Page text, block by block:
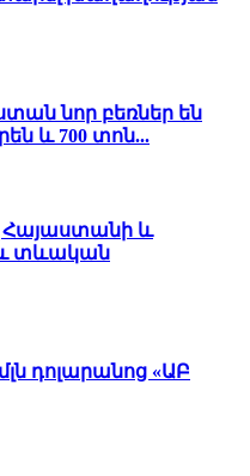
նոր բեռներ են
և 700 տոն...
Հայաստանի և
և տևական
դոլարանոց «ԱԲ